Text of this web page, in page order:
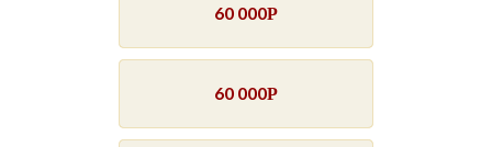
60 000Р
60 000Р